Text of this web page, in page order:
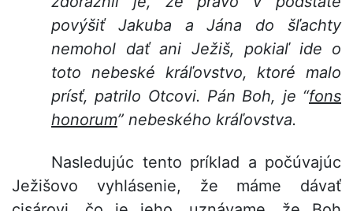
povýšiť Jakuba a Jána do šľachty
nemohol dať ani Ježiš, pokiaľ ide o
toto nebeské kráľovstvo, ktoré malo
prísť, patrilo Otcovi. Pán Boh, je “fons
honorum” nebeského kráľovstva.
Nasledujúc tento príklad a počúvajúc
Ježišovo vyhlásenie, že máme dávať